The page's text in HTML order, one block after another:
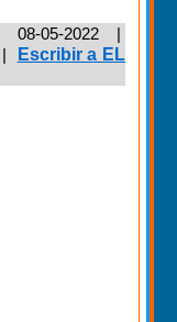
08-05-2022 |
|
Escribir a EL